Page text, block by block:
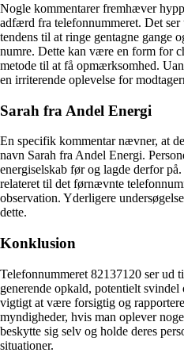
Nogle kommentarer fremhæver
adfærd fra telefonnummeret. Det
tendens til at ringe gentagne gange
numre. Dette kan være en form for
metode til at få opmærksomhed.
en irriterende oplevelse for
Sarah fra Andel Energi
En specifik kommentar nævner, at
navn Sarah fra Andel Energi.
energiselskab før og lagde derfor
relateret til det førnævnte
observation. Yderligere
dette.
Konklusion
Telefonnummeret 82137120 ser ud
generende opkald, potentielt
vigtigt at være forsigtig og
myndigheder, hvis man oplever
beskytte sig selv og holde deres
situationer.